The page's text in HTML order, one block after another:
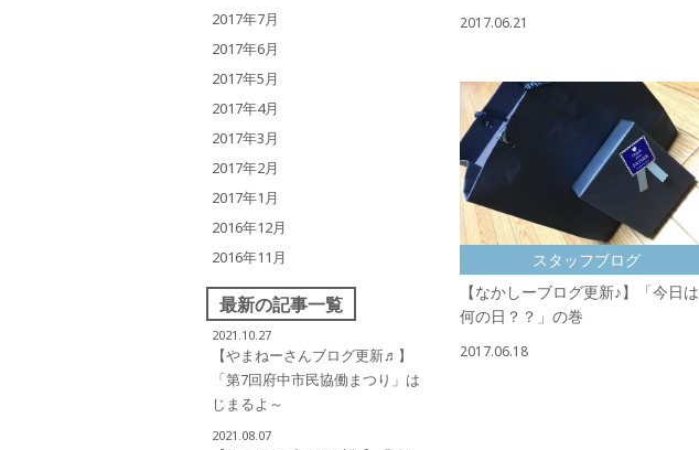
2017年7月
2017年6月
2017年5月
2017年4月
2017年3月
2017年2月
2017年1月
2016年12月
2016年11月
最新の記事一覧
2021.10.27
【やまねーさんブログ更新♬】
「第7回府中市民協働まつり」は
じまるよ～
2021.08.07
2017.06.21
スタッフブログ
【なかしーブログ更新♪】「今日は
何の日？？」の巻
2017.06.18